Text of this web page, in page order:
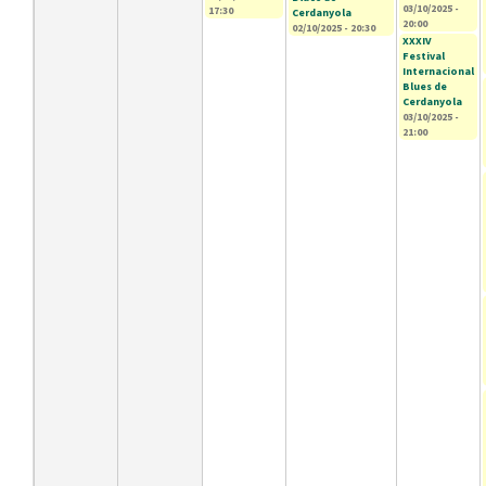
17:30
Cerdanyola
02/10/2025 - 20:30
03/10/2025 -
20:00
XXXIV
Festival
Internacional
Blues de
Cerdanyola
03/10/2025 -
21:00